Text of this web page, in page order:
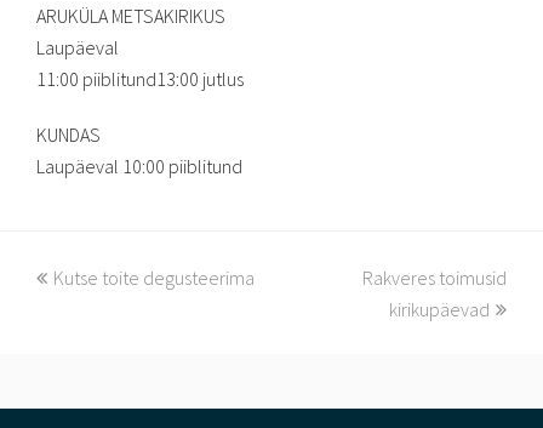
ARUKÜLA METSAKIRIKUS
Laupäeval
11:00 piiblitund13:00 jutlus
KUNDAS
Laupäeval 10:00 piiblitund
previous
Kutse toite degusteerima
next
post:
Rakveres toimusid
kirikupäevad